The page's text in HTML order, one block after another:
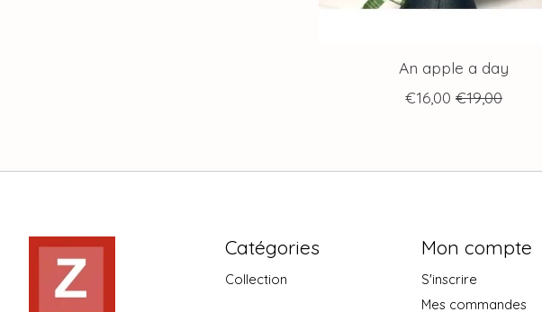
An apple a day
€16,00 €19,00
Catégories
Collection
Mon compte
S'inscrire
Mes commandes